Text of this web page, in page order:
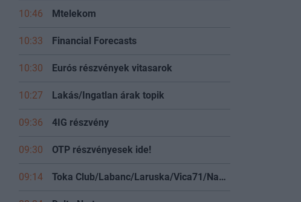
10:46 Mtelekom
10:33 Financial Forecasts
10:30 Eurós részvények vitasarok
10:27 Lakás/Ingatlan árak topik
09:36 4IG részvény
09:30 OTP részvényesek ide!
09:14 Toka Club/Labanc/Laruska/Vica71/Nacky/Bpali/Oldrider/Josefernando/Mcbull/Kawaszabi